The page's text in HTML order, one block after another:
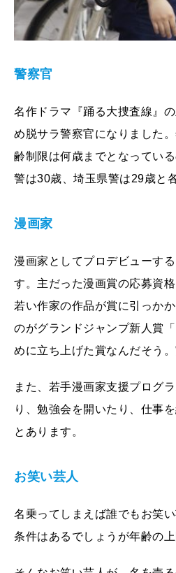
警察官
名作ドラマ『踊る大捜査線』
め脱サラ警察官になりました
齢制限は何歳までとなってい
警は30歳、埼玉県警は29歳と
漫画家
漫画家としてプロデビューす
す。主だった漫画賞の応募資
若い作家の作品が賞に引っか
のがグランドジャンプ新人賞
めに立ち上げた賞なんだそう
また、若手漫画家支援プログ
り、勉強会を開いたり、仕事
とあります。
お笑い芸人
名乗ってしまえば誰でもお笑
条件はあるでしょうが年齢の